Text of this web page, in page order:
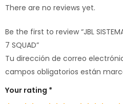
There are no reviews yet.
Be the first to review “JBL
7 SQUAD”
Tu dirección de correo
campos obligatorios están
Your rating *